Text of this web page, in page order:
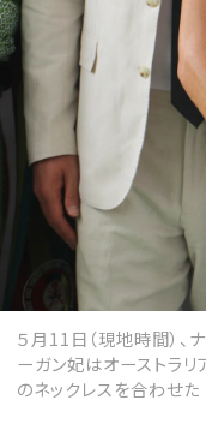
５月11日（現地時間）、
ーガン妃はオーストラリ
のネックレスを合わ